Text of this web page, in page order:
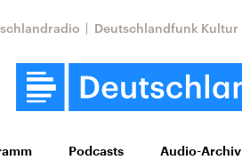
Deutschlandfunk Kultur
Podcasts Audio-Archiv